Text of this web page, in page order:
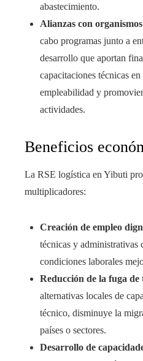
abastecimiento.
Alianzas con
cabo programas junto a
desarrollo que aportan
capacitaciones técnicas
empleabilidad y
actividades.
Beneficios
La RSE logística en Yibuti
multiplicadores:
Creación de empleo
técnicas y administrativas
condiciones laborales
Reducción de la fuga de
alternativas locales de
técnico, disminuye la
países o sectores.
Desarrollo de